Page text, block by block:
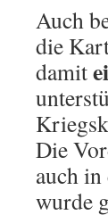
Auch
die
damit
Die
auch
wurde